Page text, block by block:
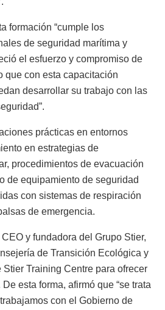
formación “cumple los
de seguridad marítima y
el esfuerzo y compromiso de
que con esta capacitación
desarrollar su trabajo con las
prácticas en entornos
en estrategias de
procedimientos de evacuación
de equipamiento de seguridad
con sistemas de respiración
de emergencia.
y fundadora del Grupo Stier,
de Transición Ecológica y
Training Centre para ofrecer
esta forma, afirmó que “se trata
con el Gobierno de